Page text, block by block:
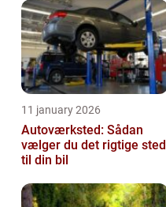
11 january 2026
Autoværksted: Sådan
vælger du det rigtige sted
til din bil